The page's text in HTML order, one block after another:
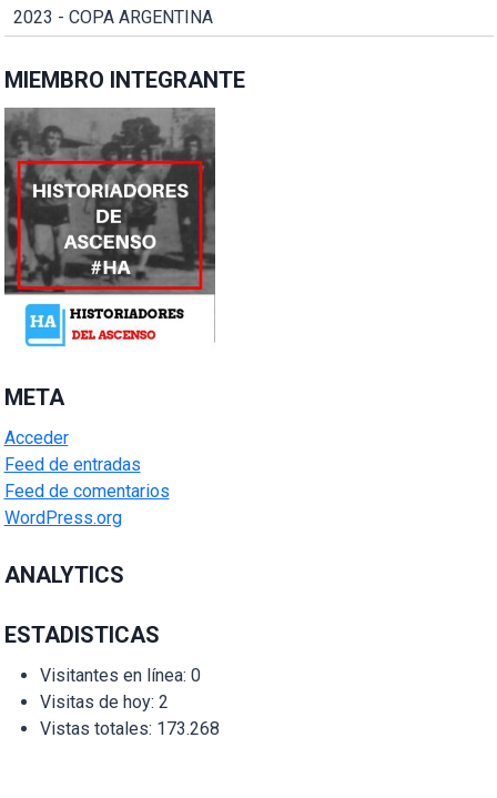
2023 - COPA ARGENTINA
MIEMBRO INTEGRANTE
META
Acceder
Feed de entradas
Feed de comentarios
WordPress.org
ANALYTICS
ESTADISTICAS
Visitantes en línea: 0
Visitas de hoy: 2
Vistas totales: 173.268